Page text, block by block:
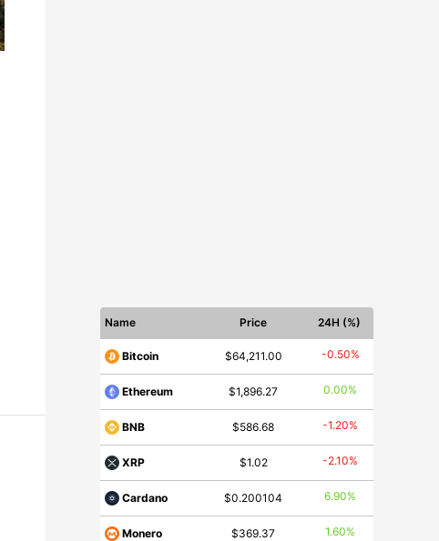
Name Price 24H (%)
Bitcoin $64,211.00 -0.50%
Ethereum $1,896.27 0.00%
BNB $586.68 -1.20%
XRP $1.02 -2.10%
Cardano $0.200104 6.90%
Monero $369.37 1.60%